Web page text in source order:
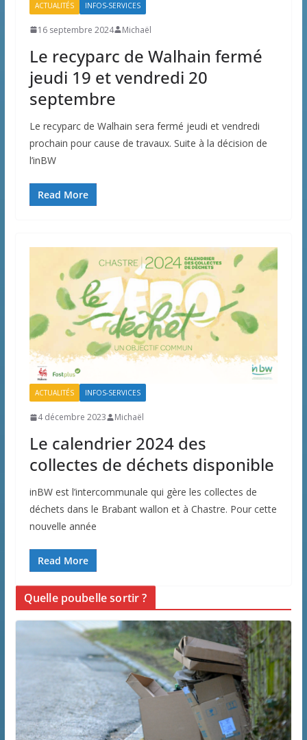
ACTUALITÉS INFOS-SERVICES
16 septembre 2024 Michaël
Le recyparc de Walhain fermé
jeudi 19 et vendredi 20
septembre
Le recyparc de Walhain sera fermé jeudi et vendredi
prochain pour cause de travaux. Suite à la décision de
l’inBW
Read More
ACTUALITÉS INFOS-SERVICES
4 décembre 2023 Michaël
Le calendrier 2024 des
collectes de déchets disponible
inBW est l’intercommunale qui gère les collectes de
déchets dans le Brabant wallon et à Chastre. Pour cette
nouvelle année
Read More
Quelle poubelle sortir ?